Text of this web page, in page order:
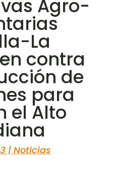
Agro-
La
contra
de
para
el Alto
| Noticias